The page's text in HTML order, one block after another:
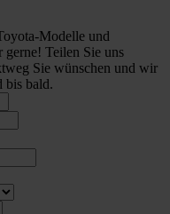
Modelle und
gerne! Teilen Sie uns
Sie wünschen und wir
bis bald.